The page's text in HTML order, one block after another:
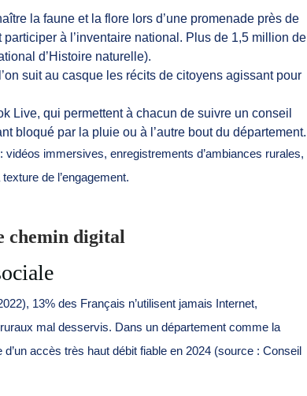
la faune et la flore lors d’une promenade près de
à l’inventaire national. Plus de 1,5 million de
d’Histoire naturelle).
suit au casque les récits de citoyens agissant pour
Live, qui permettent à chacun de suivre un conseil
bloqué par la pluie ou à l’autre bout du département.
immersives, enregistrements d’ambiances rurales,
de l’engagement.
chemin digital
13% des Français n’utilisent jamais Internet,
mal desservis. Dans un département comme la
accès très haut débit fiable en 2024 (source : Conseil